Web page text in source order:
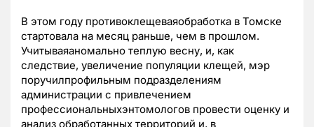
В этом году противоклещеваяобработка в Томске
стартовала на месяц раньше, чем в прошлом.
Учитываяаномально теплую весну, и, как
следствие, увеличение популяции клещей, мэр
поручилпрофильным подразделениям
администрации с привлечением
профессиональныхэнтомологов провести оценку и
анализ обработанных территорий и, в